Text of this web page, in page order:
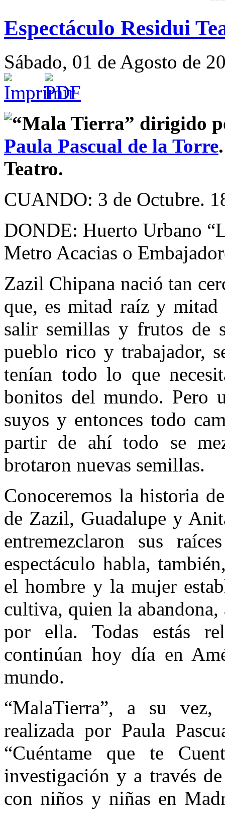
Espectáculo Residui
Sábado, 01 de Agosto de
“Mala Tierra” dirigido
Paula Pascual de la Torre
Teatro.
CUANDO: 3 de Octubre.
DONDE: Huerto Urbano
Metro Acacias o
Zazil Chipana nació tan
que, es mitad raíz y mitad
salir semillas y frutos de
pueblo rico y trabajador,
tenían todo lo que
bonitos del mundo. Pero
suyos y entonces todo
partir de ahí todo se
brotaron nuevas semillas.
Conoceremos la historia
de Zazil, Guadalupe y
entremezclaron sus
espectáculo habla,
el hombre y la mujer
cultiva, quien la
por ella. Todas estás
continúan hoy día en
mundo.
“MalaTierra”, a su vez,
realizada por Paula
“Cuéntame que te
investigación y a través
con niños y niñas en